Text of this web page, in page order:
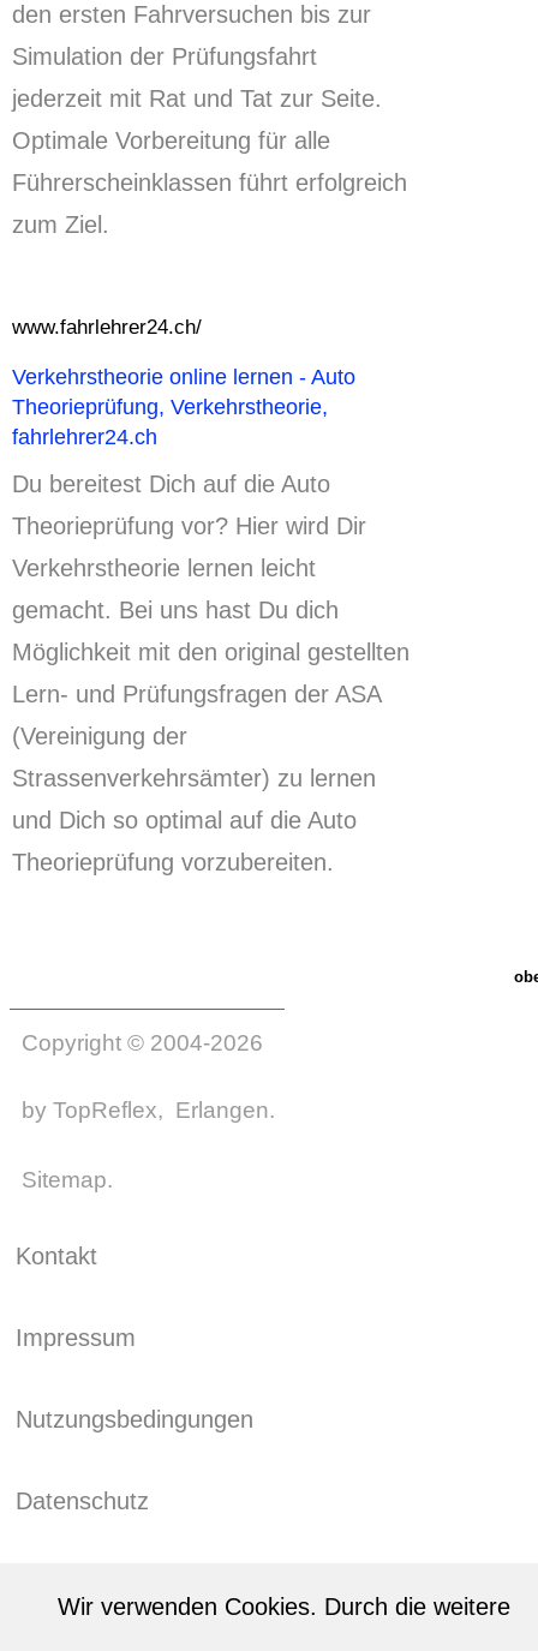
Wir verwenden Cookies. Durch die weitere
den ersten Fahrversuchen bis zur
Simulation der Prüfungsfahrt
jederzeit mit Rat und Tat zur Seite.
Optimale Vorbereitung für alle
Führerscheinklassen führt erfolgreich
zum Ziel.
www.fahrlehrer24.ch/
Verkehrstheorie online lernen - Auto
Theorieprüfung, Verkehrstheorie,
fahrlehrer24.ch
Du bereitest Dich auf die Auto
Theorieprüfung vor? Hier wird Dir
Verkehrstheorie lernen leicht
gemacht. Bei uns hast Du dich
Möglichkeit mit den original gestellten
Lern- und Prüfungsfragen der ASA
(Vereinigung der
Strassenverkehrsämter) zu lernen
und Dich so optimal auf die Auto
Theorieprüfung vorzubereiten.
Copyright © 2004-2026
by TopReflex, Erlangen.
Sitemap.
Kontakt
Impressum
Nutzungsbedingungen
Datenschutz